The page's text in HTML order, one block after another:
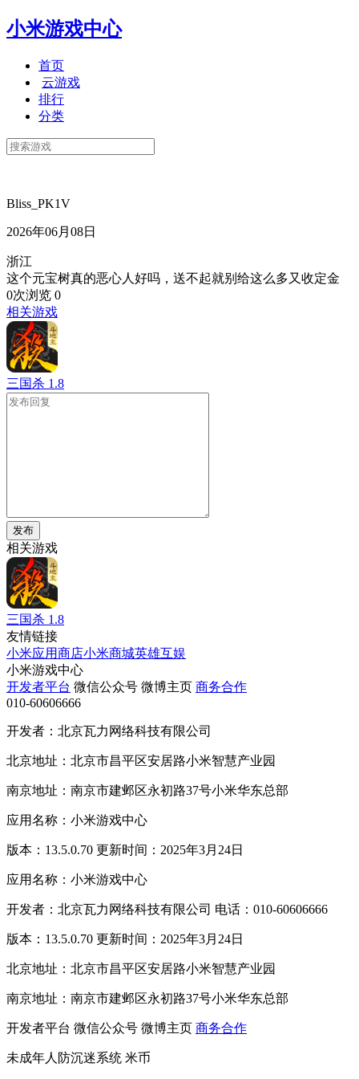
小米游戏中心
首页
云游戏
排行
分类
Bliss_PK1V
2026年06月08日
浙江
这个元宝树真的恶心人好吗，送不起就别给这么多又收定金
0次浏览 0
相关游戏
三国杀 1.8
发布
相关游戏
三国杀 1.8
友情链接
小米应用商店小米商城英雄互娱
小米游戏中心
开发者平台 微信公众号 微博主页 商务合作
010-60606666
开发者：北京瓦力网络科技有限公司
北京地址：北京市昌平区安居路小米智慧产业园
南京地址：南京市建邺区永初路37号小米华东总部
应用名称：小米游戏中心
版本：13.5.0.70 更新时间：2025年3月24日
应用名称：小米游戏中心
开发者：北京瓦力网络科技有限公司 电话：010-60606666
版本：13.5.0.70 更新时间：2025年3月24日
北京地址：北京市昌平区安居路小米智慧产业园
南京地址：南京市建邺区永初路37号小米华东总部
开发者平台 微信公众号 微博主页 商务合作
未成年人防沉迷系统 米币